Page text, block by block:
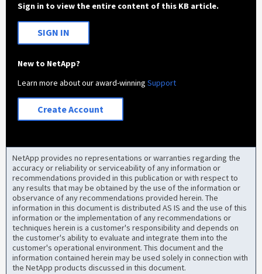
Sign in to view the entire content of this KB article.
SIGN IN
New to NetApp?
Learn more about our award-winningSupport
Create Account
NetApp provides no representations or warranties regarding the
accuracy or reliability or serviceability of any information or
recommendations provided in this publication or with respect to
any results that may be obtained by the use of the information or
observance of any recommendations provided herein. The
information in this document is distributed AS IS and the use of this
information or the implementation of any recommendations or
techniques herein is a customer's responsibility and depends on
the customer's ability to evaluate and integrate them into the
customer's operational environment. This document and the
information contained herein may be used solely in connection with
the NetApp products discussed in this document.